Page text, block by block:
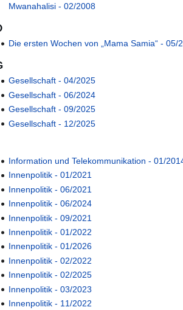
Mwanahalisi - 02/2008
Die ersten Wochen von „Mama Samia“ - 05/
Gesellschaft ‐ 04/2025
Gesellschaft ‐ 06/2024
Gesellschaft ‐ 09/2025
Gesellschaft ‐ 12/2025
Information und Telekommunikation - 01/
Innenpolitik - 01/2021
Innenpolitik - 06/2021
Innenpolitik - 06/2024
Innenpolitik - 09/2021
Innenpolitik ‐ 01/2022
Innenpolitik ‐ 01/2026
Innenpolitik ‐ 02/2022
Innenpolitik ‐ 02/2025
Innenpolitik ‐ 03/2023
Innenpolitik ‐ 11/2022